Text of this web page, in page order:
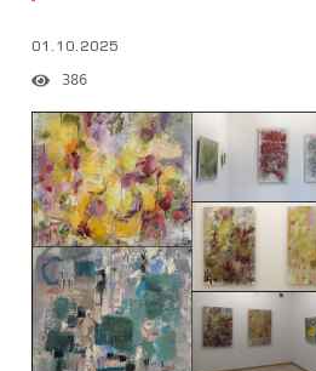
01.10.2025
386